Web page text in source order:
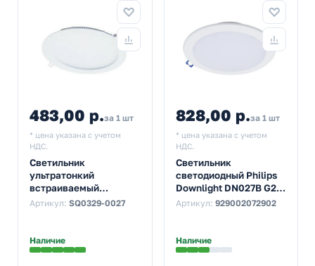
483,00 р.за 1 шт
* цена указана с учетом
НДС.
Светильник
ультратонкий
встраиваемый
светодиодный TDM
Артикул: SQ0329-0027
Наличие
828,00 р.за 1 шт
* цена указана с учетом
НДС.
Светильник
светодиодный Philips
Downlight DN027B G2
LED15 CW 17W 6500K
Артикул: 929002072902
Наличие